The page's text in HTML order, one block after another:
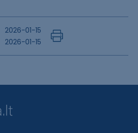
2026-01-15
2026-01-15